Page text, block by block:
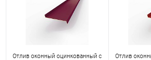
Отлив оконный оцинкованный c
Отлив